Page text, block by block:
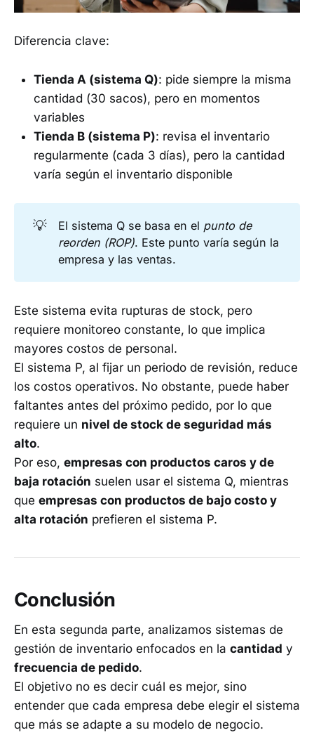
Diferencia clave:
Tienda A (sistema Q): pide siempre la misma
cantidad (30 sacos), pero en momentos
variables
Tienda B (sistema P): revisa el inventario
regularmente (cada 3 días), pero la cantidad
varía según el inventario disponible
💡 El sistema Q se basa en el punto de
reorden (ROP). Este punto varía según la
empresa y las ventas.
Este sistema evita rupturas de stock, pero
requiere monitoreo constante, lo que implica
mayores costos de personal.
El sistema P, al fijar un periodo de revisión, reduce
los costos operativos. No obstante, puede haber
faltantes antes del próximo pedido, por lo que
requiere un nivel de stock de seguridad más
alto.
Por eso, empresas con productos caros y de
baja rotación suelen usar el sistema Q, mientras
que empresas con productos de bajo costo y
alta rotación prefieren el sistema P.
Conclusión
En esta segunda parte, analizamos sistemas de
gestión de inventario enfocados en la cantidad y
frecuencia de pedido.
El objetivo no es decir cuál es mejor, sino
entender que cada empresa debe elegir el sistema
que más se adapte a su modelo de negocio.